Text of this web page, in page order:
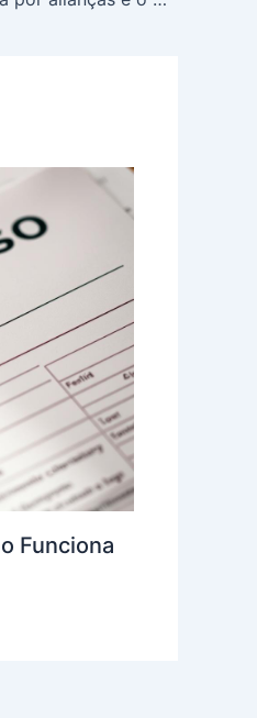
Funciona